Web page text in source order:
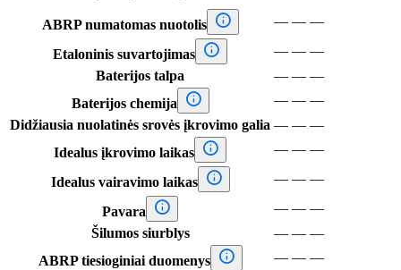
ABRP numatomas nuotolis  — — —
Etaloninis suvartojimas  — — —
Baterijos talpa
— — —
Baterijos chemija
 — — —
Didžiausia nuolatinės srovės įkrovimo galia — — —
Idealus įkrovimo laikas  — — —
Idealus vairavimo laikas  — — —
Pavara  — — —
Šilumos siurblys
— — —
ABRP tiesioginiai duomenys
 — — —